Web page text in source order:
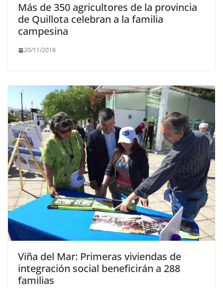
Más de 350 agricultores de la provincia
de Quillota celebran a la familia
campesina
20/11/2018
Viña del Mar: Primeras viviendas de
integración social beneficirán a 288
familias